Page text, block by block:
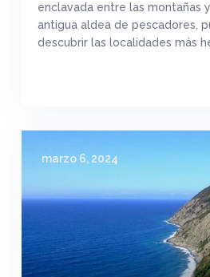
enclavada entre las montañas
antigua aldea de pescadores,
descubrir las localidades más
marzo 6, 2024